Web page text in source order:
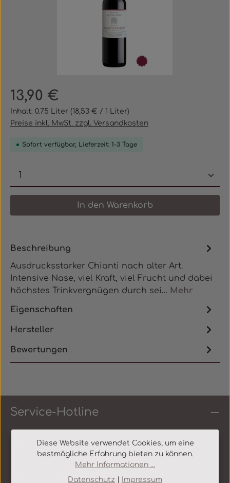
Regulärer Preis:
13,90 €
Inhalt: 0.75 Liter (18,53 € / 1 Liter)
Preise inkl. MwSt. zzgl. Versandkosten
Sofort verfügbar, Lieferzeit: 1-3 Tage
Produkt Anzahl: Gib den
In den Warenkorb
Beschreibung
Ausdrucksstarker Chianti nach alter Art.
Intensive Nase, viel Kraft, viel Frucht und dabei
höchstes Trinkvergnügen durch sei… Mehr
Eigenschaften
Hersteller
Bewertungen
Service-Hotline
Shop Service
Informationen
Diese Website verwendet Cookies, um eine
bestmögliche Erfahrung bieten zu können.
Mehr Informationen ...
Datenschutz
Impressum